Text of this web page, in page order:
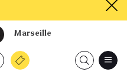
Marseille